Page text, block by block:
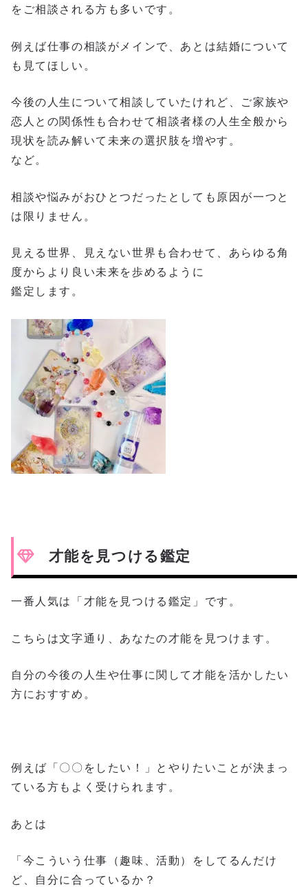
をご相談される方も多いです。
例えば仕事の相談がメインで、あとは結婚について
も見てほしい。
今後の人生について相談していたけれど、ご家族や
恋人との関係性も合わせて相談者様の人生全般から
現状を読み解いて未来の選択肢を増やす。
など。
相談や悩みがおひとつだったとしても原因が一つと
は限りません。
見える世界、見えない世界も合わせて、あらゆる角
度からより良い未来を歩めるように
鑑定します。
才能を見つける鑑定
一番人気は「才能を見つける鑑定」です。
こちらは文字通り、あなたの才能を見つけます。
自分の今後の人生や仕事に関して才能を活かしたい
方におすすめ。
例えば「〇〇をしたい！」とやりたいことが決まっ
ている方もよく受けられます。
あとは
「今こういう仕事（趣味、活動）をしてるんだけ
ど、自分に合っているか？